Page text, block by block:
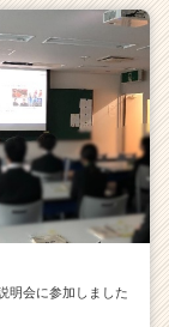
明会に参加しました